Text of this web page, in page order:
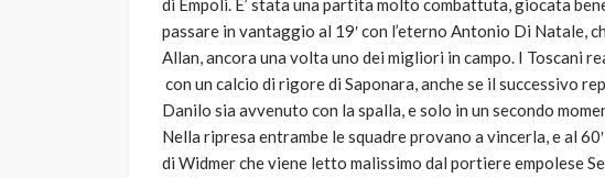
di Empoli. E’ stata una partita molto combattuta, giocata bene
passare in vantaggio al 19′ con l’eterno Antonio Di Natale,
Allan, ancora una volta uno dei migliori in campo. I Toscani
con un calcio di rigore di Saponara, anche se il successivo
Danilo sia avvenuto con la spalla, e solo in un secondo
Nella ripresa entrambe le squadre provano a vincerla, e al
di Widmer che viene letto malissimo dal portiere empolese
scegliere per il tuo prato
god 1 anno ago